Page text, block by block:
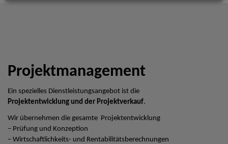
Projektmanagement
Ein spezielles Dienstleistungsangebot ist die
Projektentwicklung und der Projektverkauf.
Wir übernehmen die gesamte Projektentwicklung
– Prüfung und Konzeption
– Wirtschaftlichkeits- und Rentabilitätsberechnungen